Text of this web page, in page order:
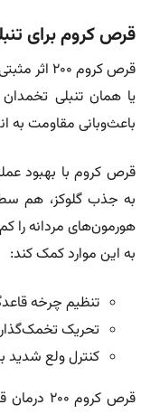
قرص کروم برای
قرص کروم
یا همان تنبلی تخمدان
باعث‌و‌بانی مقاومت به
قرص کروم با بهبود
به جذب گلوکز، هم
هورمون‌های مردانه را
به این موارد کمک کند:
تنظیم چرخه‌
تحریک
کنترل ولع شدید
قرص